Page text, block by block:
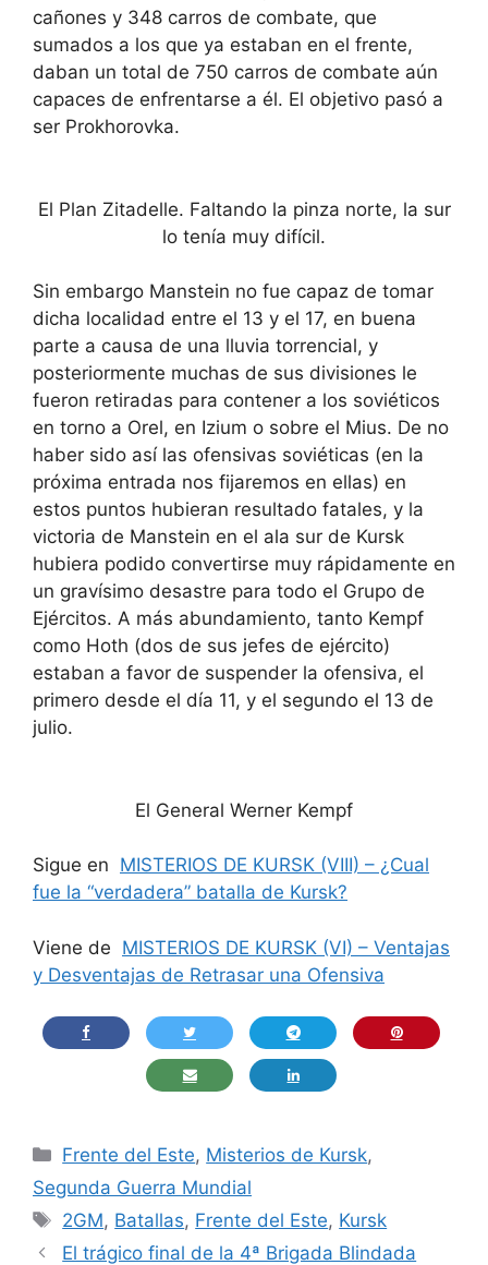
cañones y 348 carros de combate, que
sumados a los que ya estaban en el frente,
daban un total de 750 carros de combate aún
capaces de enfrentarse a él. El objetivo pasó a
ser Prokhorovka.
El Plan Zitadelle. Faltando la pinza norte, la sur
lo tenía muy difícil.
Sin embargo Manstein no fue capaz de tomar
dicha localidad entre el 13 y el 17, en buena
parte a causa de una lluvia torrencial, y
posteriormente muchas de sus divisiones le
fueron retiradas para contener a los soviéticos
en torno a Orel, en Izium o sobre el Mius. De no
haber sido así las ofensivas soviéticas (en la
próxima entrada nos fijaremos en ellas) en
estos puntos hubieran resultado fatales, y la
victoria de Manstein en el ala sur de Kursk
hubiera podido convertirse muy rápidamente en
un gravísimo desastre para todo el Grupo de
Ejércitos. A más abundamiento, tanto Kempf
como Hoth (dos de sus jefes de ejército)
estaban a favor de suspender la ofensiva, el
primero desde el día 11, y el segundo el 13 de
julio.
El General Werner Kempf
Sigue en MISTERIOS DE KURSK (VIII) – ¿Cual
fue la “verdadera” batalla de Kursk?
Viene de MISTERIOS DE KURSK (VI) – Ventajas
y Desventajas de Retrasar una Ofensiva
Categorías
Frente del Este, Misterios de Kursk,
Segunda Guerra Mundial
Etiquetas
2GM, Batallas, Frente del Este, Kursk
El trágico final de la 4ª Brigada Blindada